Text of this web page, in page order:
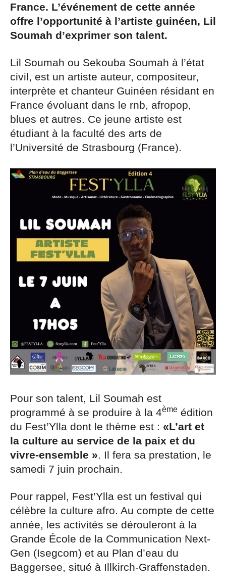
France. L’événement de cette année
offre l’opportunité à l’artiste guinéen, Lil
Soumah d’exprimer son talent.
Lil Soumah ou Sekouba Soumah à l’état
civil, est un artiste auteur, compositeur,
interprète et chanteur Guinéen résidant en
France évoluant dans le rnb, afropop,
blues et autres. Ce jeune artiste est
étudiant à la faculté des arts de
l’Université de Strasbourg (France).
Pour son talent, Lil Soumah est
programmé à se produire à la 4ème édition
du Fest’Ylla dont le thème est : «L’art et
la culture au service de la paix et du
vivre-ensemble ». Il fera sa prestation, le
samedi 7 juin prochain.
Pour rappel, Fest’Ylla est un festival qui
célèbre la culture afro. Au compte de cette
année, les activités se dérouleront à la
Grande École de la Communication Next-
Gen (Isegcom) et au Plan d’eau du
Baggersee, situé à Illkirch-Graffenstaden.